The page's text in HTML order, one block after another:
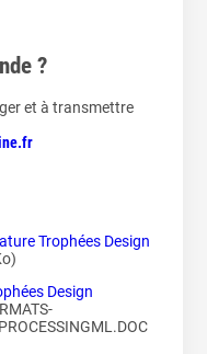
?
et à transmettre
Trophées Design
Design